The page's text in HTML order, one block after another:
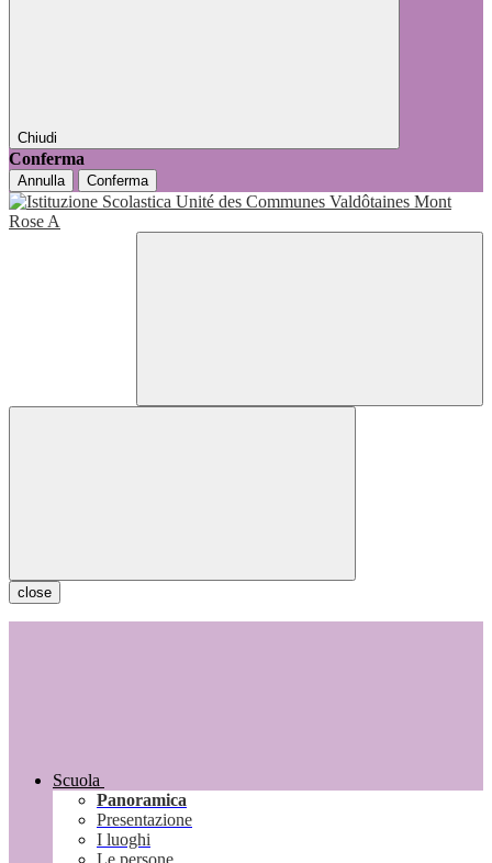
Chiudi
Conferma
Annulla Conferma
close
Scuola
Panoramica
Presentazione
I luoghi